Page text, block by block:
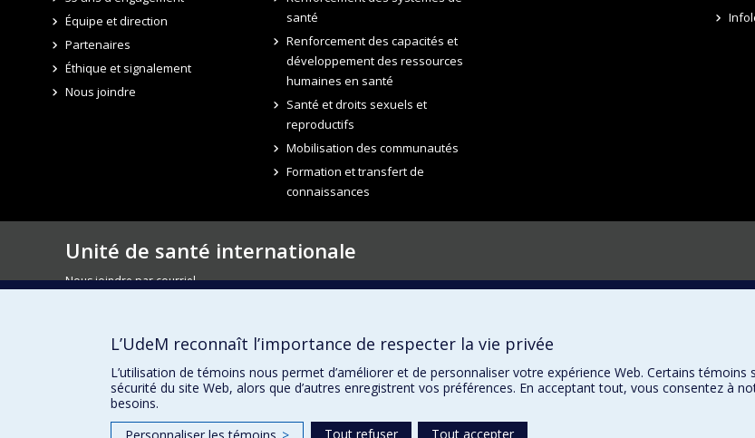
Équipe et direction
Partenaires
Éthique et signalement
Nous joindre
santé
Renforcement des capacités et
développement des ressources
humaines en santé
Santé et droits sexuels et
reproductifs
Mobilisation des communautés
Formation et transfert de
connaissances
Unité de santé internationale
Nous joindre par courriel
Montréal QC H2E 2G2
USI-lettre : s'abonner à l'infolettre de l'USI
L’UdeM reconnaît l’importance de respecter la vie privée
L’utilisation de témoins nous permet d’améliorer et de personnaliser votre expérience Web. Certains
sécurité du site Web, alors que d’autres enregistrent vos préférences. En acceptant tout, vous consentez à
besoins.
Tout refuser Tout accepter